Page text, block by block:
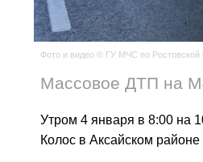
Фото и видео © ГУ МЧС по Ростовской
Массовое ДТП на
Утром 4 января в 8:00 на
Колос в Аксайском